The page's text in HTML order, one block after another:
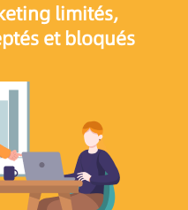
limités,
et bloqués